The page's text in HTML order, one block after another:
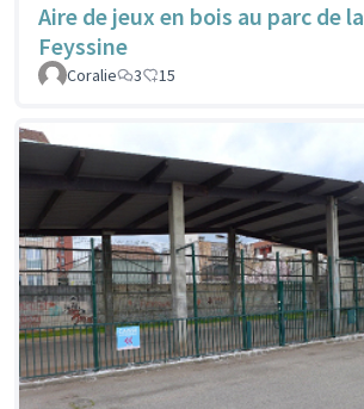
Aire de jeux en bois au parc de la
Feyssine
Coralie 3 15